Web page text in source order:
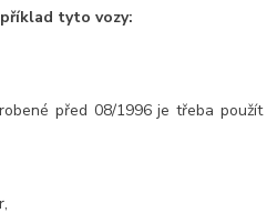
tyto vozy:
před 08/1996 je třeba použít